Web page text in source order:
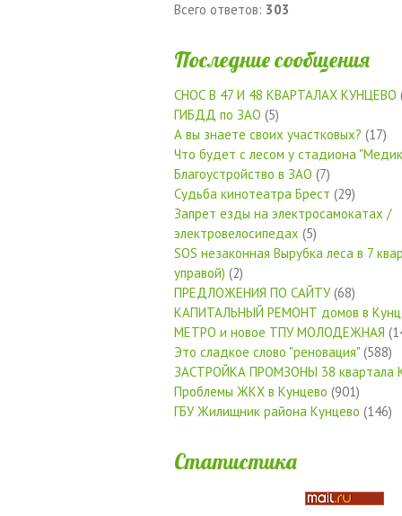
Всего ответов: 303
Последние сообщения
СНОС В 47 И 48 КВАРТАЛАХ КУНЦЕВО
ГИБДД по ЗАО (5)
А вы знаете своих участковых? (17)
Что будет с лесом у стадиона
Благоустройство в ЗАО (7)
Судьба кинотеатра Брест (29)
Запрет езды на электросамокатах /
электровелосипедах (5)
SOS незаконная Вырубка леса в 7
управой) (2)
ПРЕДЛОЖЕНИЯ ПО САЙТУ(68)
КАПИТАЛЬНЫЙ РЕМОНТ домов в
МЕТРО и новое ТПУ МОЛОДЕЖНАЯ
Это сладкое слово "реновация" (588)
ЗАСТРОЙКА ПРОМЗОНЫ 38 квартала
Проблемы ЖКХ в Кунцево (901)
ГБУ Жилищник района Кунцево (146)
Статистика